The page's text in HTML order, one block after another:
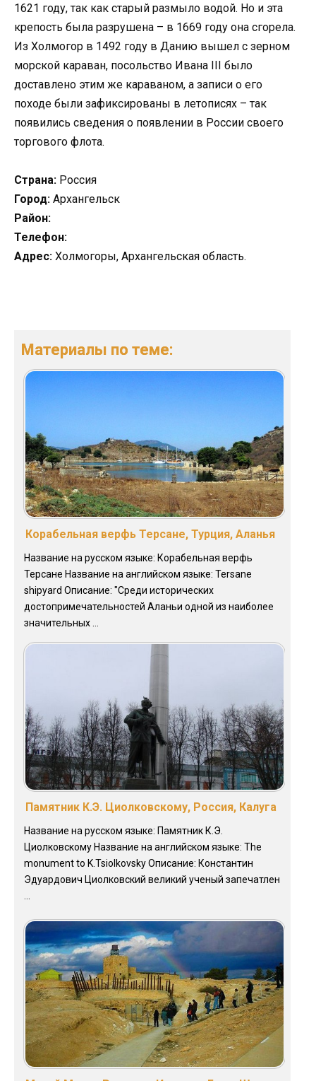
1621 году, так как старый размыло водой. Но и эта
крепость была разрушена – в 1669 году она сгорела.
Из Холмогор в 1492 году в Данию вышел с зерном
морской караван, посольство Ивана III было
доставлено этим же караваном, а записи о его
походе были зафиксированы в летописях – так
появились сведения о появлении в России своего
торгового флота.
Страна: Россия
Город: Архангельск
Район:
Телефон:
Адрес: Холмогоры, Архангельская область.
Материалы по теме:
Корабельная верфь Терсане, Турция, Аланья
Название на русском языке: Корабельная верфь
Терсане Название на английском языке: Tersane
shipyard Описание: "Среди исторических
достопримечательностей Аланьи одной из наиболее
значительных ...
Памятник К.Э. Циолковскому, Россия, Калуга
Название на русском языке: Памятник К.Э.
Циолковскому Название на английском языке: The
monument to K.Tsiolkovsky Описание: Константин
Эдуардович Циолковский великий ученый запечатлен